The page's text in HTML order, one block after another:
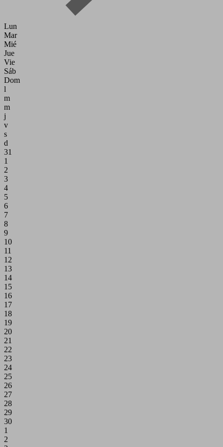
Lun
Mar
Mié
Jue
Vie
Sáb
Dom
l
m
m
j
v
s
d
31
1
2
3
4
5
6
7
8
9
10
11
12
13
14
15
16
17
18
19
20
21
22
23
24
25
26
27
28
29
30
1
2